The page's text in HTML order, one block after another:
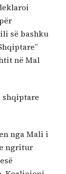
së bashku
në Mal
shqiptare
nga Mali i
ngritur